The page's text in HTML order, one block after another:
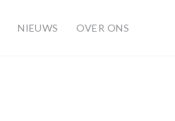
NIEUWS OVER ONS